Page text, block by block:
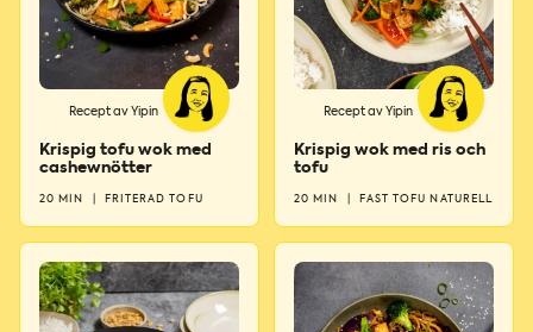
Recept av Yipin
Krispig tofu wok med
cashewnötter
20 MIN FRITERAD TOFU
Recept av Yipin
Krispig wok med ris och
tofu
20 MIN FAST TOFU NATURELL